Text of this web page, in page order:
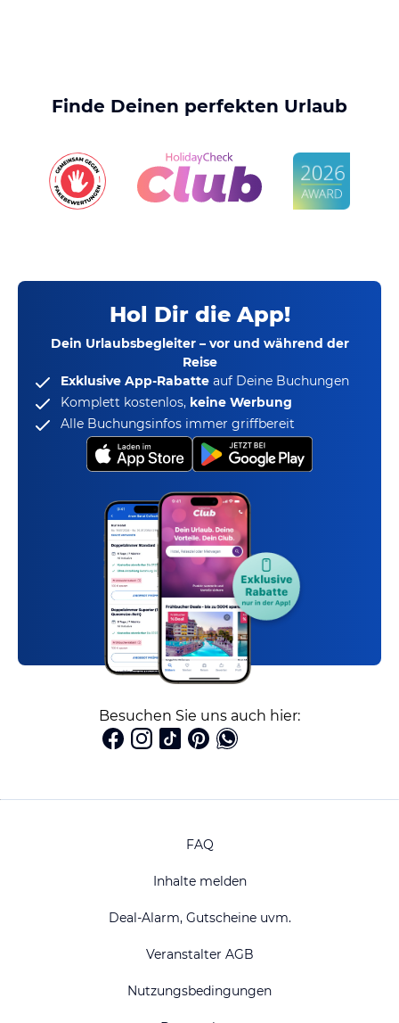
Finde Deinen perfekten Urlaub
Hol Dir die App!
Dein Urlaubsbegleiter – vor und während der
Reise
Exklusive App-Rabatte auf Deine Buchungen
Komplett kostenlos, keine Werbung
Alle Buchungsinfos immer griffbereit
Besuchen Sie uns auch hier:
FAQ
Inhalte melden
Deal-Alarm, Gutscheine uvm.
Veranstalter AGB
Nutzungsbedingungen